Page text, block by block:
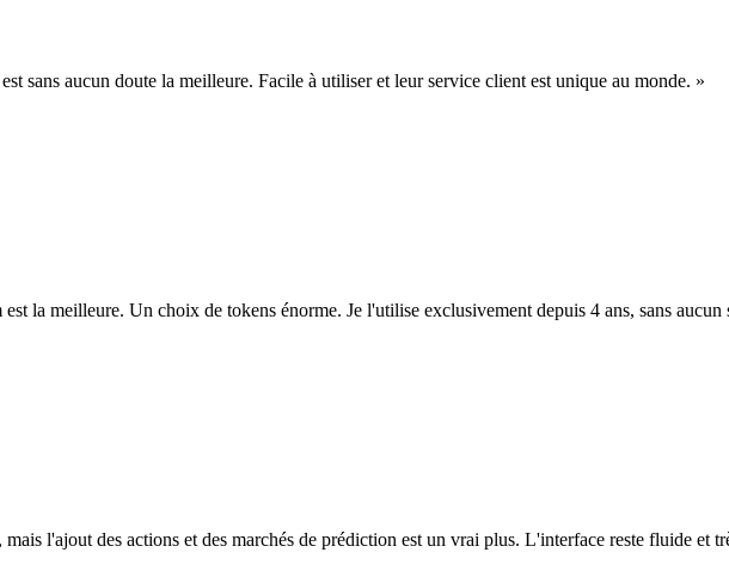
sans aucun doute la meilleure. Facile à utiliser et leur service client est unique au monde. »
la meilleure. Un choix de tokens énorme. Je l'utilise exclusivement depuis 4 ans, sans aucun
l'ajout des actions et des marchés de prédiction est un vrai plus. L'interface reste fluide et